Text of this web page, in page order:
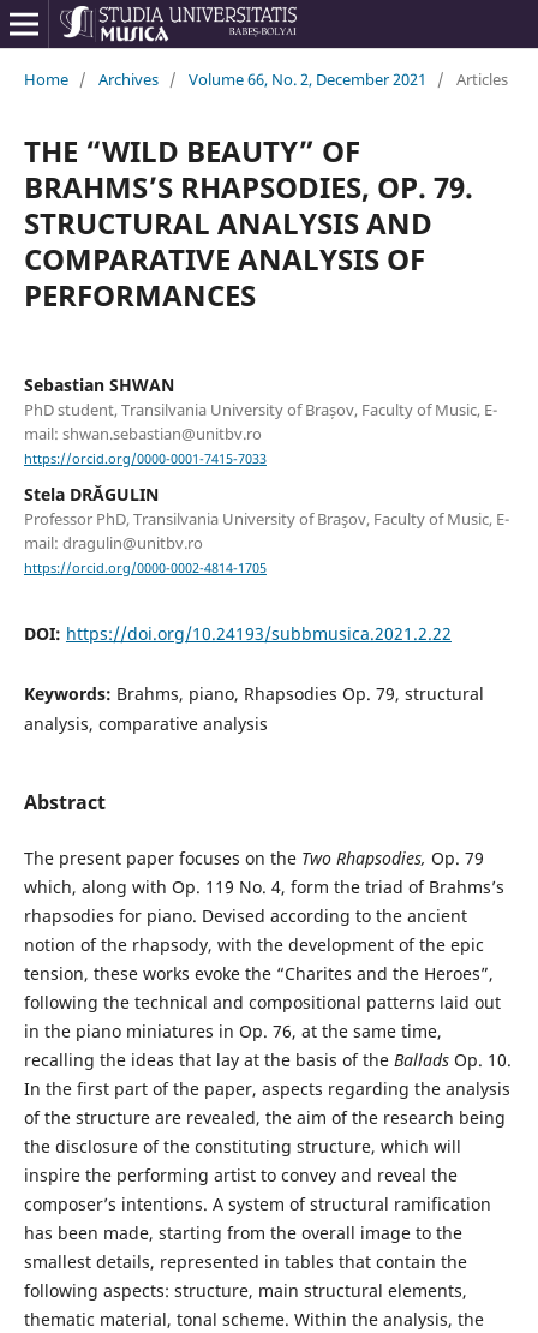
Home / Archives / Volume 66, No. 2, December 2021 / Articles
THE “WILD BEAUTY” OF
BRAHMS’S RHAPSODIES, OP. 79.
STRUCTURAL ANALYSIS AND
COMPARATIVE ANALYSIS OF
PERFORMANCES
Sebastian SHWAN
PhD student, Transilvania University of Brașov, Faculty of Music, E-
mail: shwan.sebastian@unitbv.ro
https://orcid.org/0000-0001-7415-7033
Stela DRĂGULIN
Professor PhD, Transilvania University of Braşov, Faculty of Music, E-
mail: dragulin@unitbv.ro
https://orcid.org/0000-0002-4814-1705
DOI: https://doi.org/10.24193/subbmusica.2021.2.22
Keywords: Brahms, piano, Rhapsodies Op. 79, structural
analysis, comparative analysis
Abstract
The present paper focuses on the Two Rhapsodies, Op. 79
which, along with Op. 119 No. 4, form the triad of Brahms’s
rhapsodies for piano. Devised according to the ancient
notion of the rhapsody, with the development of the epic
tension, these works evoke the “Charites and the Heroes”,
following the technical and compositional patterns laid out
in the piano miniatures in Op. 76, at the same time,
recalling the ideas that lay at the basis of the Ballads Op. 10.
In the first part of the paper, aspects regarding the analysis
of the structure are revealed, the aim of the research being
the disclosure of the constituting structure, which will
inspire the performing artist to convey and reveal the
composer’s intentions. A system of structural ramification
has been made, starting from the overall image to the
smallest details, represented in tables that contain the
following aspects: structure, main structural elements,
thematic material, tonal scheme. Within the analysis, the